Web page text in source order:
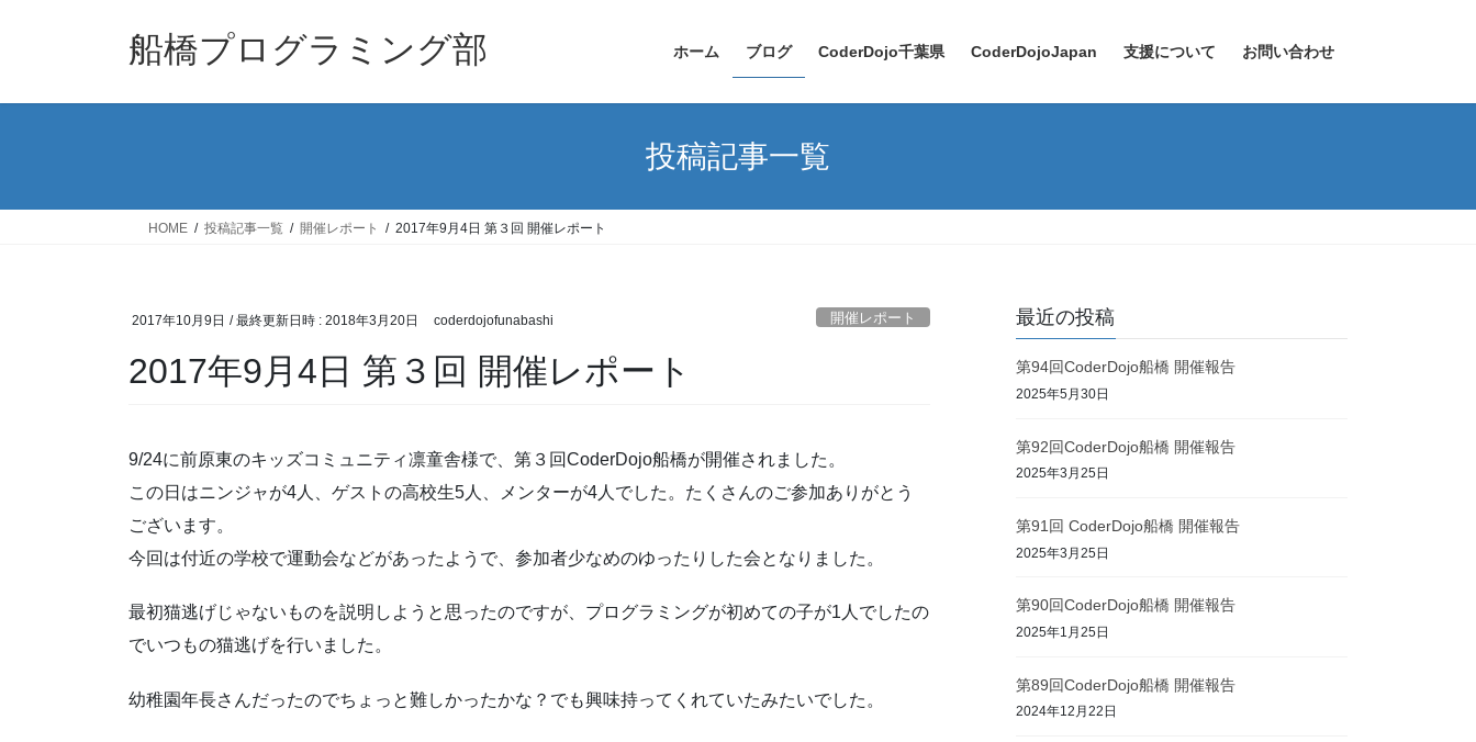
船橋プログラミング部 ホーム ブログ CoderDojo千葉県 CoderDojoJapan 支援について お問い合わせ
投稿記事一覧
HOME 投稿記事一覧 開催レポート 2017年9月4日 第３回 開催レポート
2017年10月9日 / 最終更新日時 : 2018年3月20日 coderdojofunabashi 開催レポート
2017年9月4日 第３回 開催レポート
9/24に前原東のキッズコミュニティ凛童舎様で、第３回CoderDojo船橋が開催されました。
この日はニンジャが4人、ゲストの高校生5人、メンターが4人でした。たくさんのご参加ありがとう
ございます。
今回は付近の学校で運動会などがあったようで、参加者少なめのゆったりした会となりました。
最初猫逃げじゃないものを説明しようと思ったのですが、プログラミングが初めての子が1人でしたの
でいつもの猫逃げを行いました。
幼稚園年長さんだったのでちょっと難しかったかな？でも興味持ってくれていたみたいでした。
最近の投稿
第94回CoderDojo船橋 開催報告
2025年5月30日
第92回CoderDojo船橋 開催報告
2025年3月25日
第91回 CoderDojo船橋 開催報告
2025年3月25日
第90回CoderDojo船橋 開催報告
2025年1月25日
第89回CoderDojo船橋 開催報告
2024年12月22日